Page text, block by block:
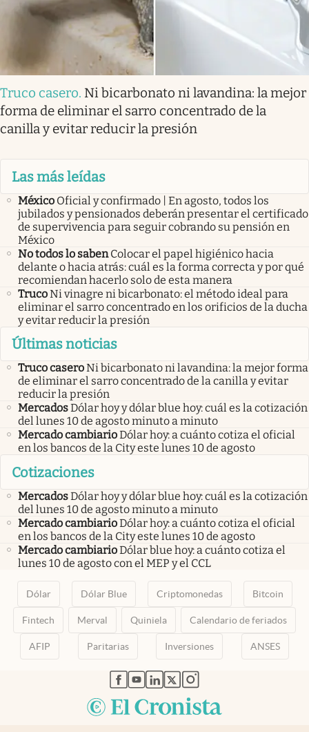
Truco casero. Ni bicarbonato ni lavandina: la mejor
forma de eliminar el sarro concentrado de la
canilla y evitar reducir la presión
Las más leídas
México Oficial y confirmado | En agosto, todos los
jubilados y pensionados deberán presentar el certificado
de supervivencia para seguir cobrando su pensión en
México
No todos lo saben Colocar el papel higiénico hacia
delante o hacia atrás: cuál es la forma correcta y por qué
recomiendan hacerlo solo de esta manera
TrucoNi vinagre ni bicarbonato: el método ideal para
eliminar el sarro concentrado en los orificios de la ducha
y evitar reducir la presión
Últimas noticias
Truco caseroNi bicarbonato ni lavandina: la mejor forma
de eliminar el sarro concentrado de la canilla y evitar
reducir la presión
MercadosDólar hoy y dólar blue hoy: cuál es la cotización
del lunes 10 de agosto minuto a minuto
Mercado cambiarioDólar hoy: a cuánto cotiza el oficial
en los bancos de la City este lunes 10 de agosto
Cotizaciones
MercadosDólar hoy y dólar blue hoy: cuál es la cotización
del lunes 10 de agosto minuto a minuto
Mercado cambiarioDólar hoy: a cuánto cotiza el oficial
en los bancos de la City este lunes 10 de agosto
Mercado cambiarioDólar blue hoy: a cuánto cotiza el
lunes 10 de agosto con el MEP y el CCL
Dólar Dólar Blue Criptomonedas Bitcoin
Fintech Merval Quiniela Calendario de feriados
AFIP Paritarias Inversiones ANSES
abre en nueva pestaña
abre en nueva pestaña
abre en nueva pestaña
abre en nueva pestaña
abre en nueva pestaña